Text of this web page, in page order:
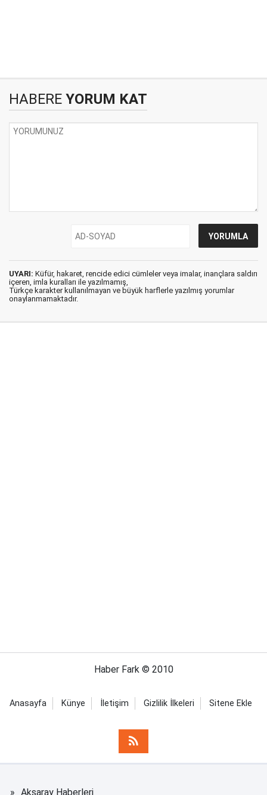
HABERE YORUM KAT
UYARI: Küfür, hakaret, rencide edici cümleler veya imalar, inançlara saldırı
içeren, imla kuralları ile yazılmamış,
Türkçe karakter kullanılmayan ve büyük harflerle yazılmış yorumlar
onaylanmamaktadır.
Haber Fark © 2010
Anasayfa Künye İletişim Gizlilik İlkeleri Sitene Ekle
Aksaray Haberleri